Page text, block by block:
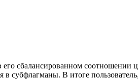
сбалансированном соотношении
в субфлагманы. В итоге